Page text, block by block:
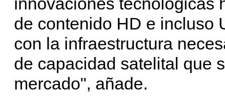
de contenido HD e incluso
con la infraestructura
de capacidad satelital que
mercado", añade.